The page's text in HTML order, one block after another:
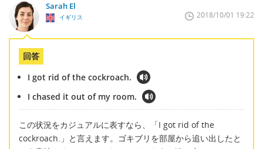
Sarah El
イギリス 2018/10/01 19:22
回答
I got rid of the cockroach.
I chased it out of my room.
この状況をカジュアルに表すなら、「I got rid of the
cockroach.」と言えます。ゴキブリを部屋から追い出したと